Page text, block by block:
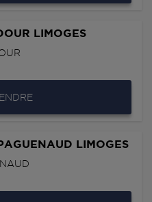
LIMOGES
LIMOGES